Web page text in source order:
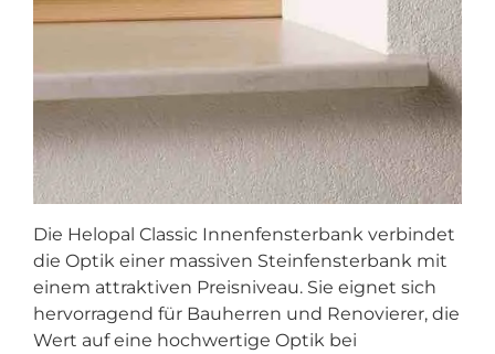
Die Helopal Classic Innenfensterbank verbindet
die Optik einer massiven Steinfensterbank mit
einem attraktiven Preisniveau. Sie eignet sich
hervorragend für Bauherren und Renovierer, die
Wert auf eine hochwertige Optik bei